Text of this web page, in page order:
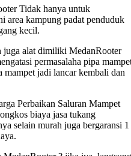
Tidak hanya untuk
area kampung padat penduduk
kecil.
juga alat dimiliki MedanRooter
permasalaha pipa
jadi lancar kembali dan
Perbaikan Saluran Mampet
biaya jasa tukang
selain murah juga bergaransi 1